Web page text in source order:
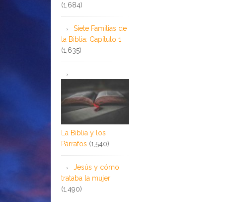
(1,684)
Siete Familias de
la Biblia: Capítulo 1
(1,635)
La Biblia y los
Párrafos (1,540)
Jesús y cómo
trataba la mujer
(1,490)